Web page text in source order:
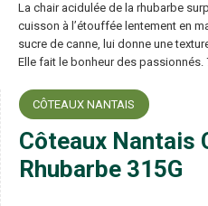
La chair acidulée de la rhubarbe
cuisson à l’étouffée lentement en
sucre de canne, lui donne une
Elle fait le bonheur des passionnés.
CÔTEAUX NANTAIS
Côteaux Nantais
Rhubarbe 315G